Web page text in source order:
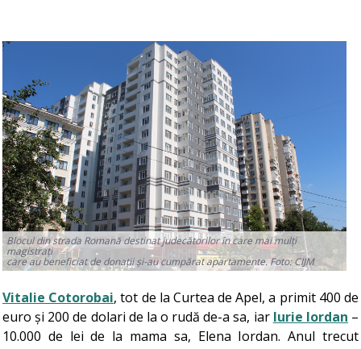
Blocul din strada Romană destinat judecătorilor în care mai mulți
magistrați
care au beneficiat de donații și-au cumpărat apartamente. Foto: CIJM
Vitalie Cotorobai, tot de la Curtea de Apel, a primit 400 de
euro și 200 de dolari de la o rudă de-a sa, iar Iurie Iordan –
10.000 de lei de la mama sa, Elena Iordan. Anul trecut